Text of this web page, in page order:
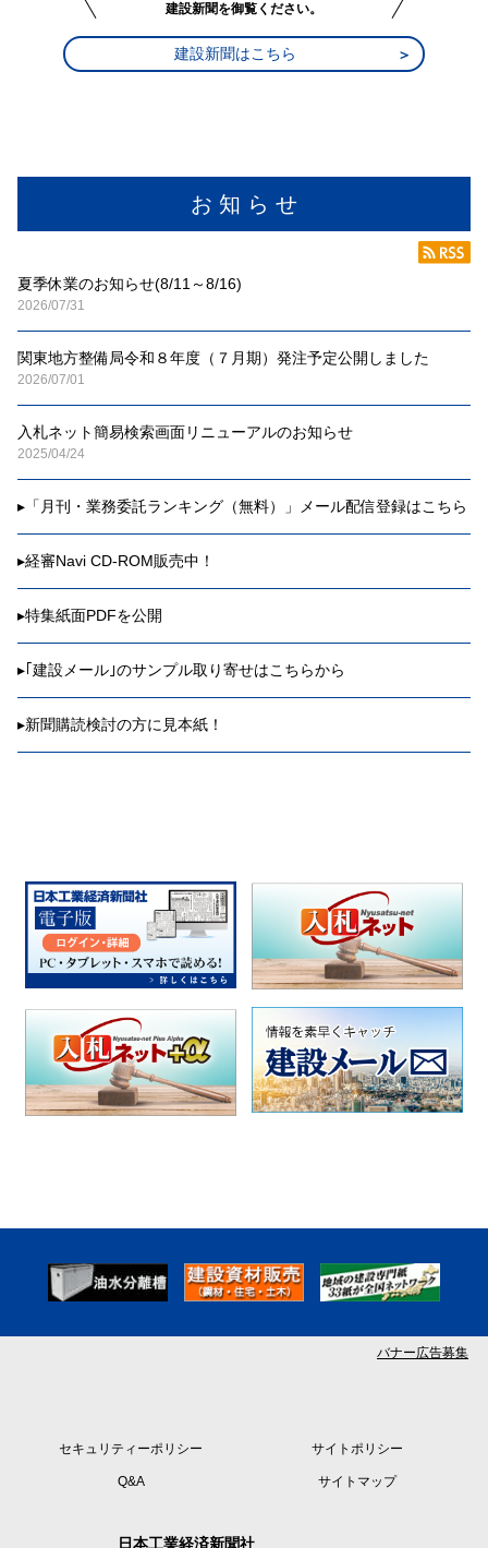
お 知 ら せ
夏季休業のお知らせ(8/11～8/16)
2026/07/31
関東地方整備局令和８年度（７月期）発注予定公開しました
2026/07/01
入札ネット簡易検索画面リニューアルのお知らせ
2025/04/24
▸ 「月刊・業務委託ランキング（無料）」メール配信登録はこちら
▸経審Navi CD-ROM販売中！
▸特集紙面PDFを公開
▸ ｢建設メール｣のサンプル取り寄せはこちらから
▸新聞購読検討の方に見本紙！
建設新聞を御覧ください。
建設新聞はこちら
バナー広告募集
セキュリティーポリシー サイトポリシー
Q&A サイトマップ
日本工業経済新聞社